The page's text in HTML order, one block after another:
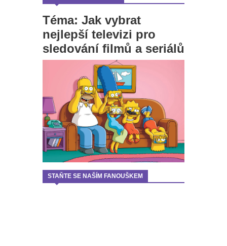
Téma: Jak vybrat
nejlepší televizi pro
sledování filmů a seriálů
STAŇTE SE NAŠÍM FANOUŠKEM